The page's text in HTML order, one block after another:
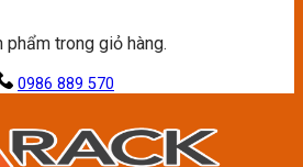
phẩm trong giỏ hàng.
0986 889 570